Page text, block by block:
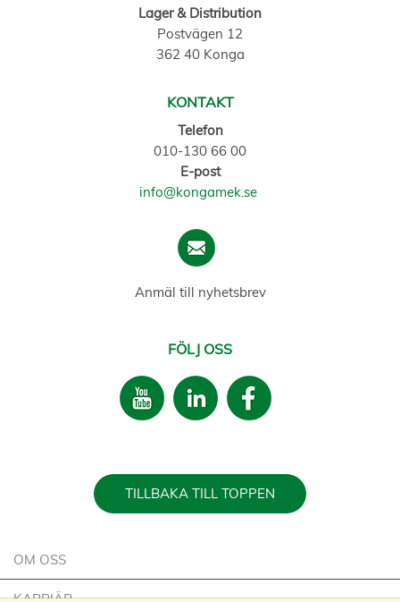
Lager & Distribution
Postvägen 12
362 40 Konga
KONTAKT
Telefon
010-130 66 00
E-post
info@kongamek.se
Anmäl till nyhetsbrev
FÖLJ OSS
TILLBAKA TILL TOPPEN
OM OSS